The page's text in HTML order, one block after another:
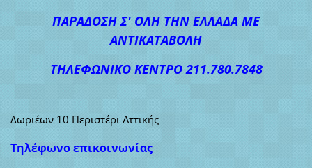
ΠΑΡΑΔΟΣΗ Σ' ΟΛΗ ΤΗΝ ΕΛΛΑΔΑ ΜΕ
ΑΝΤΙΚΑΤΑΒΟΛΗ
ΤΗΛΕΦΩΝΙΚΟ ΚΕΝΤΡΟ 211.780.7848
Δωριέων 10 Περιστέρι Αττικής
Τηλέφωνο επικοινωνίας